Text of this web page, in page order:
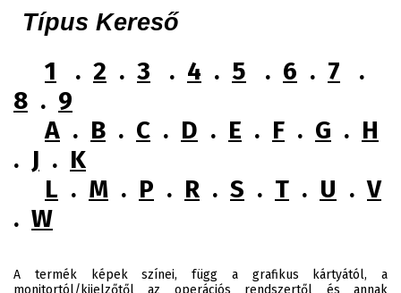
Típus Kereső
1 . 2 . 3 . 4 . 5 . 6 . 7 .
8 . 9
A . B . C . D . E . F . G . H
. J . K
L . M . P . R . S . T . U .V
. W
A termék képek színei, függ a grafikus kártyától, a
monitortól/kijelzőtől az operációs rendszertől és annak